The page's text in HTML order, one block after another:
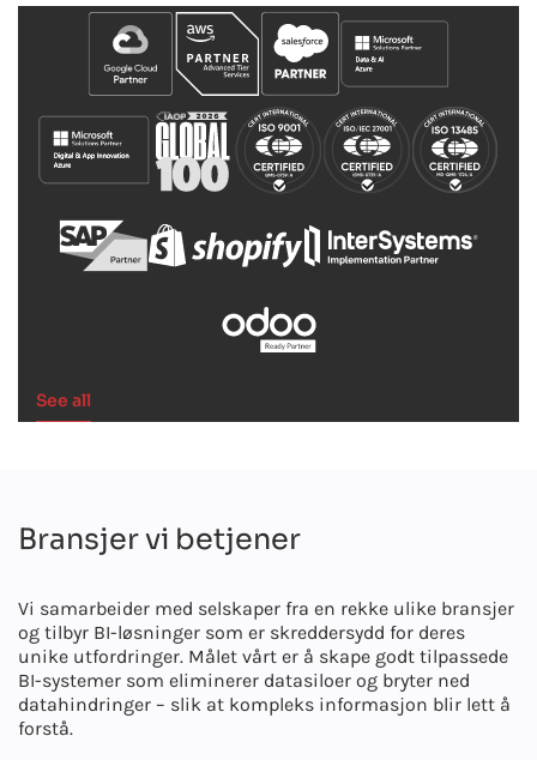
See all
Bransjer vi betjener
Vi samarbeider med selskaper fra en rekke ulike bransjer
og tilbyr BI-løsninger som er skreddersydd for deres
unike utfordringer. Målet vårt er å skape godt tilpassede
BI-systemer som eliminerer datasiloer og bryter ned
datahindringer – slik at kompleks informasjon blir lett å
forstå.